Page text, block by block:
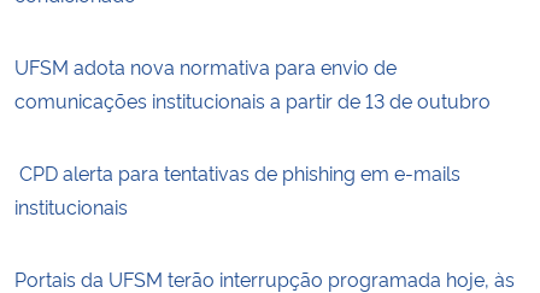
UFSM adota nova normativa para envio de
comunicações institucionais a partir de 13 de outubro
CPD alerta para tentativas de phishing em e-mails
institucionais
Portais da UFSM terão interrupção programada hoje, às